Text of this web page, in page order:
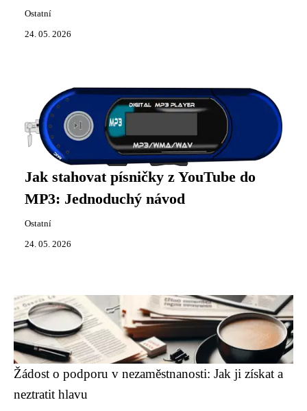
Ostatní
24. 05. 2026
Jak stahovat písničky z YouTube do
MP3: Jednoduchý návod
Ostatní
24. 05. 2026
Žádost o podporu v nezaměstnanosti: Jak ji získat a
neztratit hlavu